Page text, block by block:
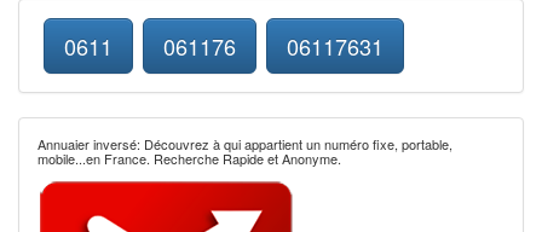
0611 061176 06117631
Annuaier inversé: Découvrez à qui appartient un numéro fixe, portable,
mobile...en France. Recherche Rapide et Anonyme.